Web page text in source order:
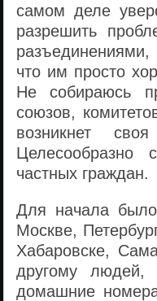
самом деле
разрешить
что им просто
Не собираюсь
союзов,
возникнет
Целесообразно
частных граждан.
Для начала
Москве,
Хабаровске,
другому людей,
домашние